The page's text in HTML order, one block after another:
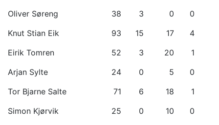
Oliver Søreng
38 3 0
0
Knut Stian Eik
93 15 17
4
Eirik Tomren
52 3 20
1
Arjan Sylte
24 0 5
0
Tor Bjarne Salte
71 6 18
1
Simon Kjørvik
25 0 10
0